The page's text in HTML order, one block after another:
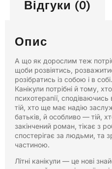
Відгуки (0)
Опис
А що як дорослим теж
щоби розвіятись,
розібратись із собою і в
Канікули потрібні й тому,
психотерапії, сподіваючись
тій, хто ще має надію
батьків, й особливо — тій,
закінчений роман, тікає з
спостерігає за людьми, та
частиною.
Літні канікули — це нові